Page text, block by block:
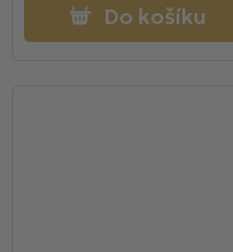
Do košíku